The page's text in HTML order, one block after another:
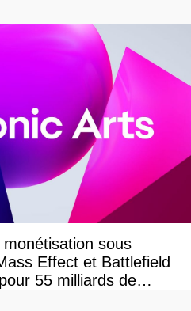
sous
Effect et Battlefield
55 milliards de